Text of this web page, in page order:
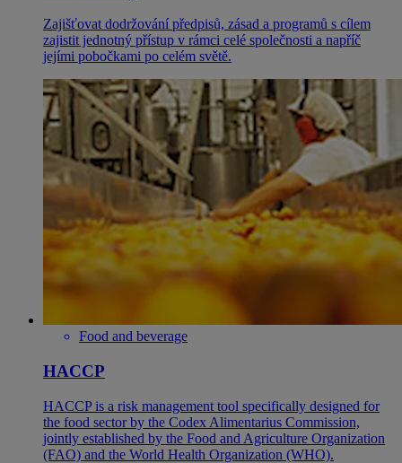
Zajišťovat dodržování předpisů, zásad a programů s cílem
zajistit jednotný přístup v rámci celé společnosti a napříč
jejími pobočkami po celém světě.
Food and beverage
HACCP
HACCP is a risk management tool specifically designed for
the food sector by the Codex Alimentarius Commission,
jointly established by the Food and Agriculture Organization
(FAO) and the World Health Organization (WHO).